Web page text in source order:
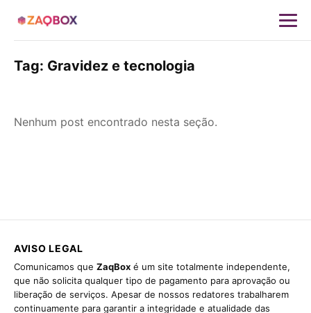
Tag: Gravidez e tecnologia
Nenhum post encontrado nesta seção.
AVISO LEGAL
Comunicamos que ZaqBox é um site totalmente independente,
que não solicita qualquer tipo de pagamento para aprovação ou
liberação de serviços. Apesar de nossos redatores trabalharem
continuamente para garantir a integridade e atualidade das